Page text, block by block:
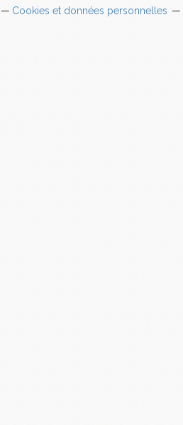
Cookies et données personnelles